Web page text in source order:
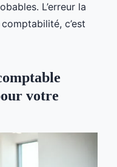
L’erreur la
c’est
votre